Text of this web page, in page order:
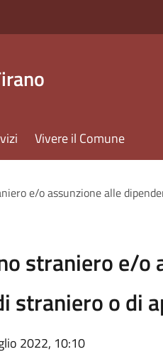
Vivere il Comune
e/o assunzione alle
straniero e/o
straniero o di
2022, 10:10